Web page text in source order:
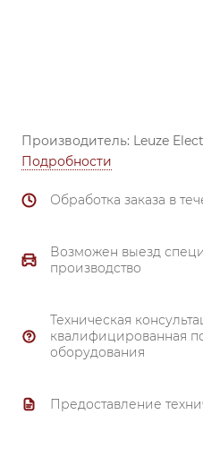
Производитель: Leuze
Подробности
Обработка заказа в
Возможен выезд
производство
Техническая
квалифицированная
оборудования
Предоставление